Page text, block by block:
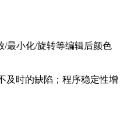
/最小化/旋转等编辑后颜色
及时的缺陷；程序稳定性增